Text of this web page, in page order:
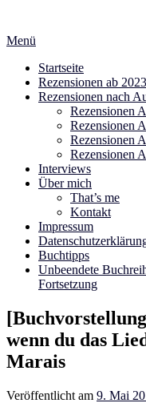
springen
Menü
Startseite
Rezensionen ab
Rezensionen nach
Rezensionen
Rezensionen
Rezensionen
Rezensionen
Interviews
Über mich
That’s me
Kontakt
Impressum
Buchtipps
Unbeendete
Fortsetzung
wenn du das
Marais
Veröffentlicht am 9. Mai